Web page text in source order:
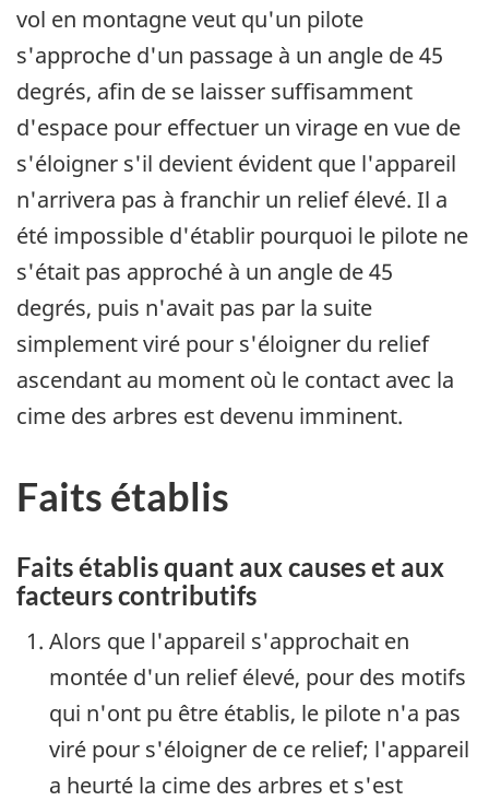
vol en montagne veut qu'un pilote
s'approche d'un passage à un angle de 45
degrés, afin de se laisser suffisamment
d'espace pour effectuer un virage en vue de
s'éloigner s'il devient évident que l'appareil
n'arrivera pas à franchir un relief élevé. Il a
été impossible d'établir pourquoi le pilote ne
s'était pas approché à un angle de 45
degrés, puis n'avait pas par la suite
simplement viré pour s'éloigner du relief
ascendant au moment où le contact avec la
cime des arbres est devenu imminent.
Faits établis
Faits établis quant aux causes et aux
facteurs contributifs
Alors que l'appareil s'approchait en
montée d'un relief élevé, pour des motifs
qui n'ont pu être établis, le pilote n'a pas
viré pour s'éloigner de ce relief; l'appareil
a heurté la cime des arbres et s'est